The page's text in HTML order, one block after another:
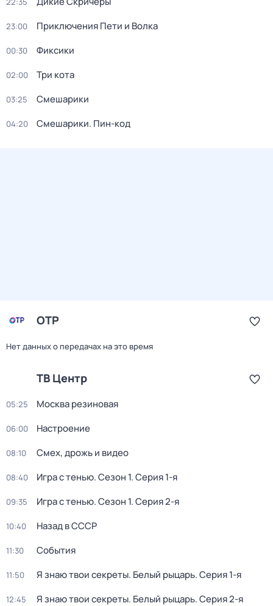
23:00 Приключения Пети и Волка
00:30 Фиксики
02:00 Три кота
03:25 Смешарики
04:20 Смешарики. Пин-код
ОТР
Нет данных о передачах на это время
ТВ Центр
05:25 Москва резиновая
06:00 Настроение
08:10 Смех, дрожь и видео
08:40 Игра с тенью. Сезон 1. Серия 1-я
09:35 Игра с тенью. Сезон 1. Серия 2-я
10:40 Назад в СССР
11:30 События
11:50 Я знаю твои секреты. Белый рыцарь. Серия 1-я
12:45 Я знаю твои секреты. Белый рыцарь. Серия 2-я